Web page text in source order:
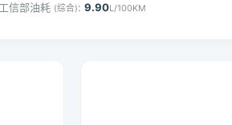
工信部油耗 (综合): 9.90L/100KM